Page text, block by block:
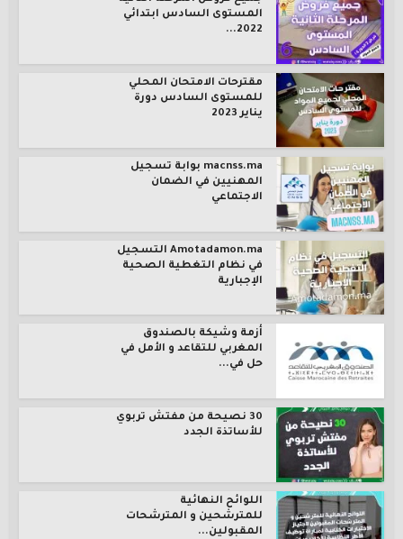
المستوى السادس ابتدائي
2022...
مقترحات الامتحان المحلي
للمستوى السادس دورة
يناير 2023
macnss.ma بوابة تسجيل
المهنيين في الضمان
الاجتماعي
Amotadamon.ma التسجيل
في نظام التغطية الصحية
الإجبارية
أزمة وشيكة بالصندوق
المغربي للتقاعد و الأمل في
حل في...
30 نصيحة من مفتش تربوي
للأساتذة الجدد
اللوائح النهائية
للمترشحين و المترشحات
المقبولين...